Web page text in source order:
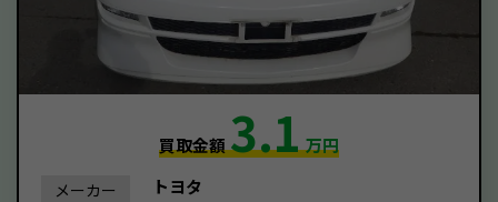
買取金額3.1万円
メーカー トヨタ